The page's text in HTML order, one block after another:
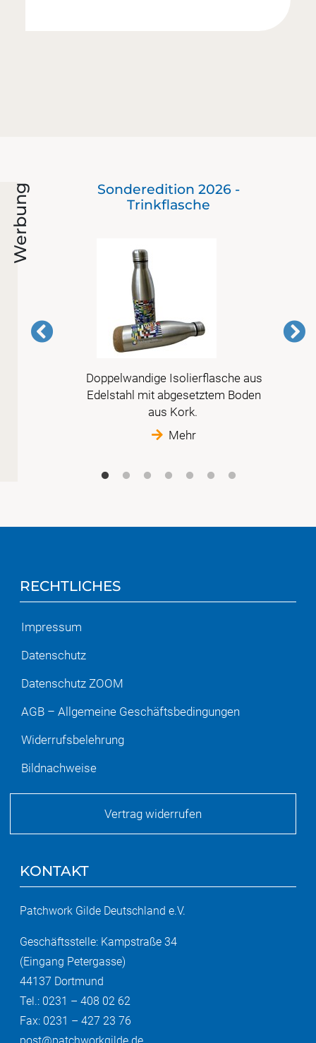
Werbung
Sonderedition 2026 -
Trinkflasche
Doppelwandige Isolierflasche aus
Edelstahl mit abgesetztem Boden
aus Kork.
Mehr
RECHTLICHES
Impressum
Datenschutz
Datenschutz ZOOM
AGB – Allgemeine Geschäftsbedingungen
Widerrufsbelehrung
Bildnachweise
Vertrag widerrufen
KONTAKT
Patchwork Gilde Deutschland e.V.
Geschäftsstelle: Kampstraße 34
(Eingang Petergasse)
44137 Dortmund
Tel.: 0231 – 408 02 62
Fax: 0231 – 427 23 76